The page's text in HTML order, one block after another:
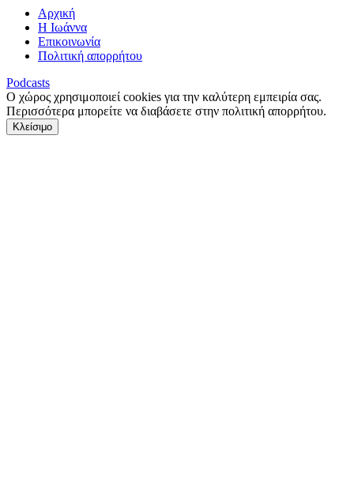
Αρχική
Η Ιωάννα
Επικοινωνία
Πολιτική απορρήτου
Podcasts
Ο χώρος χρησιμοποιεί cookies για την καλύτερη εμπειρία σας.
Περισσότερα μπορείτε να διαβάσετε στην πολιτική απορρήτου.
Κλείσιμο